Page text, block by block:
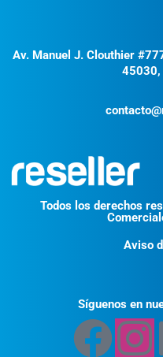
Av. Manuel J. Clouthier
45030,
Todos los derechos
Aviso
Síguenos en